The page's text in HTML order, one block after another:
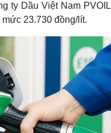
ty Dầu Việt Nam PVOIL
23.730 đồng/lít.